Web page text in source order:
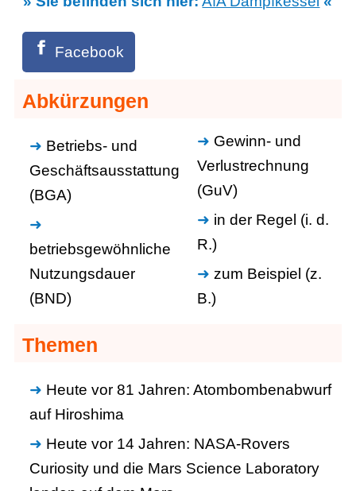
Facebook
Abkürzungen
Betriebs- und
Geschäftsausstattung
(BGA)
betriebsgewöhnliche
Nutzungsdauer
(BND)
Gewinn- und
Verlustrechnung
(GuV)
in der Regel (i. d.
R.)
zum Beispiel (z.
B.)
Themen
Heute vor 81 Jahren: Atombombenabwurf
auf Hiroshima
Heute vor 14 Jahren: NASA-Rovers
Curiosity und die Mars Science Laboratory